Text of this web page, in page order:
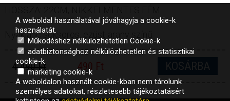
Nyaklánc soksoros, ezüst-arany színű
4 490 Ft 490 Ft KOSÁRBA
A weboldal használatával jóváhagyja a cookie-k
használatát.
Működéshez nélkülözhetetlen Cookie-k
adatbiztonsághoz nélkülözhetetlen és statisztikai
cookie-k
marketing cookie-k
A weboldalon használt cookie-kban nem tárolunk
személyes adatokat, részletesebb tájékoztatásért